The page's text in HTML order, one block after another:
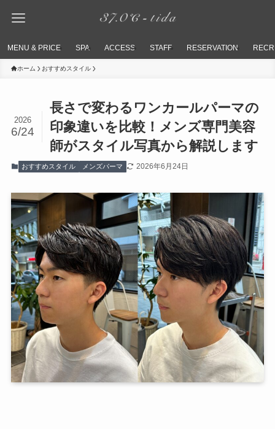
MENU & PRICE SPA ACCESS STAFF RESERVATION
ホーム おすすめスタイル
長さで変わるワンカールパーマの
印象違いを比較！メンズ専門美容
師がスタイル写真から解説します
2026
6/24
おすすめスタイル メンズパーマ 2026年6月24日